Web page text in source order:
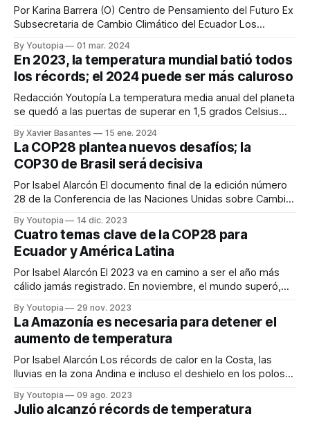
Por Karina Barrera (O) Centro de Pensamiento del Futuro Ex
Subsecretaria de Cambio Climático del Ecuador Los
compromisos climáticos del mundo, discutidos en las
negociaciones de la COP28 de Dubái de diciembre del
2023, reconocen que limitar el calentamiento global a 1.
By Youtopia 01 mar. 2024
En 2023, la temperatura mundial batió todos
los récords; el 2024 puede ser más caluroso
Redacción Youtopía La temperatura media anual del planeta
se quedó a las puertas de superar en 1,5 grados Celsius
sustantiva, porque el Acuerdo de París pretende limitar el
aumento de la temperatura a largo plazo, a no más de 1,
By Xavier Basantes 15 ene. 2024
La COP28 plantea nuevos desafíos; la
COP30 de Brasil será decisiva
Por Isabel Alarcón El documento final de la edición número
28 de la Conferencia de las Naciones Unidas sobre Cambio
algunos es una muestra del compromiso por dejar atrás la
dependencia en los combustibles fósiles, para otros es una
nueva derrota. Tras 14 días
By Youtopia 14 dic. 2023
Cuatro temas clave de la COP28 para
Ecuador y América Latina
Por Isabel Alarcón El 2023 va en camino a ser el año más
cálido jamás registrado. En noviembre, el mundo superó,
época preindustrial (1850-1900). Es decir que, durante dos
días seguidos, la temperatura media mundial fue superior
By Youtopia 29 nov. 2023
La Amazonía es necesaria para detener el
aumento de temperatura
Por Isabel Alarcón Los récords de calor en la Costa, las
lluvias en la zona Andina e incluso el deshielo en los polos
conservar la vida en el planeta y detener el avance del
cambio climático. Pero, al mismo tiempo,
By Youtopia 09 ago. 2023
Julio alcanzó récords de temperatura